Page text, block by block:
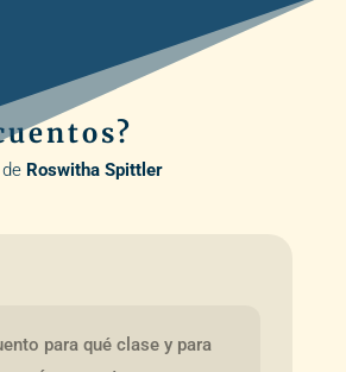
Roswitha Spittler
para qué clase y para